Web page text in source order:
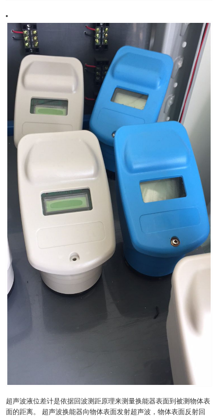
超声波液位差计是依据回波测距原理来测量换能器表面到被测物体表
面的距离。 超声波换能器向物体表面发射超声波，物体表面反射回